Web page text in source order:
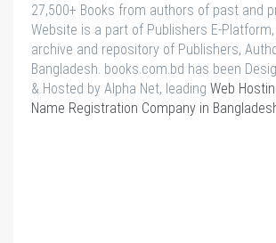
27,500+ Books from authors of past and
Website is a part of Publishers E-
archive and repository of Publishers,
Bangladesh. books.com.bd has been
& Hosted by Alpha Net, leading Web
Name Registration Company in